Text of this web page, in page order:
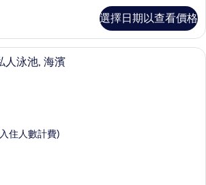
選擇日期以查看價格
蜜月套房, 1 間臥室, 私人泳池, 海濱 |
人泳池, 海濱
住人數計費)